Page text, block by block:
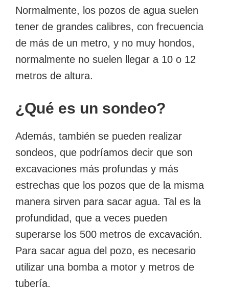
Normalmente, los pozos de agua suelen
tener de grandes calibres, con frecuencia
de más de un metro, y no muy hondos,
normalmente no suelen llegar a 10 o 12
metros de altura.
¿Qué es un sondeo?
Además, también se pueden realizar
sondeos, que podríamos decir que son
excavaciones más profundas y más
estrechas que los pozos que de la misma
manera sirven para sacar agua. Tal es la
profundidad, que a veces pueden
superarse los 500 metros de excavación.
Para sacar agua del pozo, es necesario
utilizar una bomba a motor y metros de
tubería.